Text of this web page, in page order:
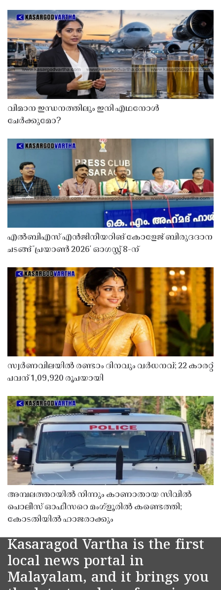
വിമാന ഇന്ധനത്തിലും ഇനി എഥനോൾ
ചേർക്കുമോ?
എൽബിഎസ് എൻജിനീയറിങ് കോളേജ് ബിരുദദാന
ചടങ്ങ് 'പ്രയാൺ 2026' ഓഗസ്റ്റ് 8-ന്
സ്വർണവിലയിൽ രണ്ടാം ദിനവും വർധനവ്; 22 കാരറ്റ്
പവന് 1,09,920 രൂപയായി
അമ്പലത്തറയിൽ നിന്നും കാണാതായ സിവിൽ
പൊലീസ് ഓഫീസറെ മംഗ്ളൂരിൽ കണ്ടെത്തി;
കോടതിയിൽ ഹാജരാക്കും
Kasaragod Vartha is the first
local news portal in
Malayalam, and it brings you